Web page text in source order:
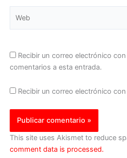
Recibir un correo electrónico
comentarios a esta entrada.
Recibir un correo electrónico
This site uses Akismet to reduce
comment data is processed.